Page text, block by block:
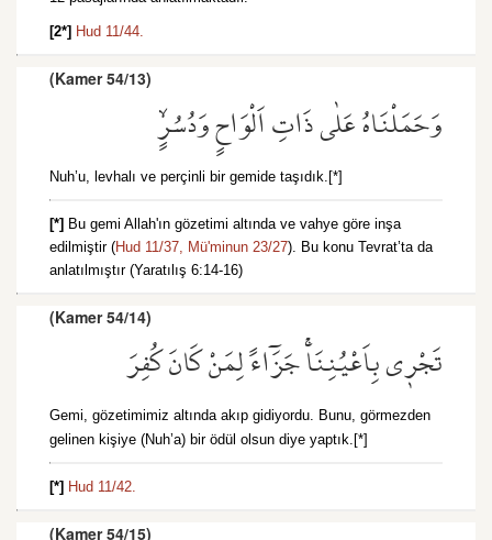
[2*] Hud 11/44.
(Kamer 54/13)
وَحَمَلْنَاهُ عَلٰى ذَاتِ اَلْوَاحٍ وَدُسُرٍۙ
Nuh’u, levhalı ve perçinli bir gemide taşıdık.[*]
[*] Bu gemi Allah'ın gözetimi altında ve vahye göre inşa
edilmiştir (Hud 11/37, Mü'minun 23/27). Bu konu Tevrat’ta da
anlatılmıştır (Yaratılış 6:14-16)
(Kamer 54/14)
تَجْر۪ي بِاَعْيُنِنَاۚ جَزَٓاءً لِمَنْ كَانَ كُفِرَ
Gemi, gözetimimiz altında akıp gidiyordu. Bunu, görmezden
gelinen kişiye (Nuh’a) bir ödül olsun diye yaptık.[*]
[*] Hud 11/42.
(Kamer 54/15)